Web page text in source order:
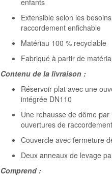
Extensible selon les
raccordement enfichable
Matériau 100 % recyclable
Fabriqué à partir de
Contenu de la livraison :
Réservoir plat avec une
intégrée DN110
Une rehausse de dôme
ouvertures de
Couvercle avec fermeture
Deux anneaux de levage
Comprend :